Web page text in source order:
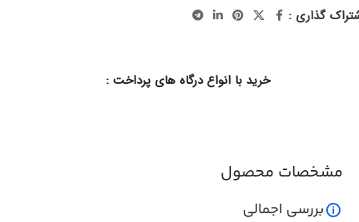
گذاری :
خرید با انواع درگاه های پرداخت :
مشخصات محصول
بررسی اجمالی